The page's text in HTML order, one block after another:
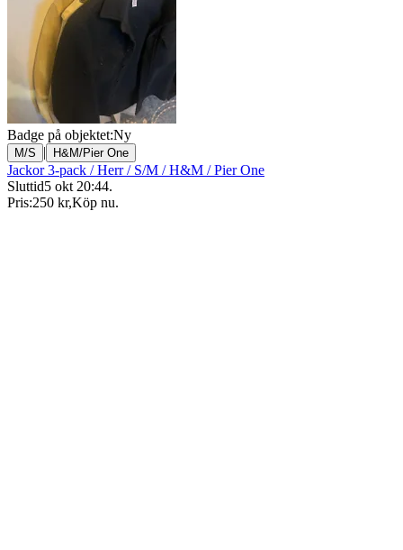
Badge på objektet:Ny
M/S | H&M/Pier One
Jackor 3-pack / Herr / S/M / H&M / Pier One
Sluttid5 okt 20:44.
Pris:250 kr,Köp nu.